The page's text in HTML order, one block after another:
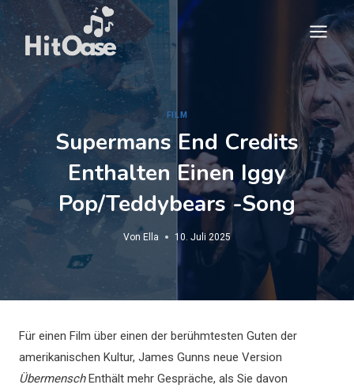
Zum
springen
FILM
Supermans End Credits
Enthalten Einen Iggy
Pop/Teddybears -Song
Von Ella 10. Juli 2025
Für einen Film über einen der berühmtesten Guten der
amerikanischen Kultur, James Gunns neue Version
ÜbermenschEnthält mehr Gespräche, als Sie davon